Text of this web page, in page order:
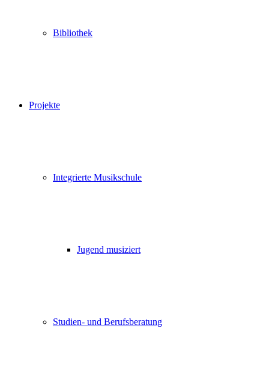
Bibliothek
Projekte
Integrierte Musikschule
Jugend musiziert
Studien- und Berufsberatung